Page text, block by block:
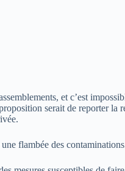
et c’est
serait de reporter
flambée des